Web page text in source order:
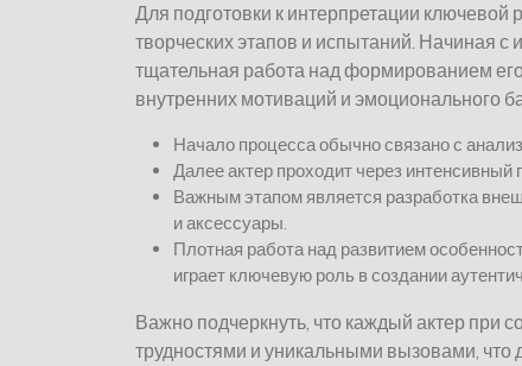
Для подготовки к интерпретации
творческих этапов и испытаний. Начиная с
тщательная работа над формированием
внутренних мотиваций и эмоционального
Начало процесса обычно связано с
Далее актер проходит через интенсивный
Важным этапом является разработка
и аксессуары.
Плотная работа над развитием
играет ключевую роль в создании
Важно подчеркнуть, что каждый актер при
трудностями и уникальными вызовами,